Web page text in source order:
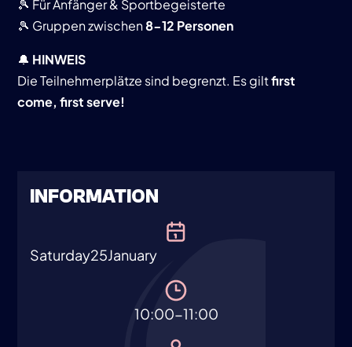
🎾 Für Anfänger & Sportbegeisterte
🎾 Gruppen zwischen8-12 Personen
🔔 HINWEIS
Die Teilnehmerplätze sind begrenzt. Es giltfirst
come, first serve!
INFORMATION
Saturday25January
10:00-11:00